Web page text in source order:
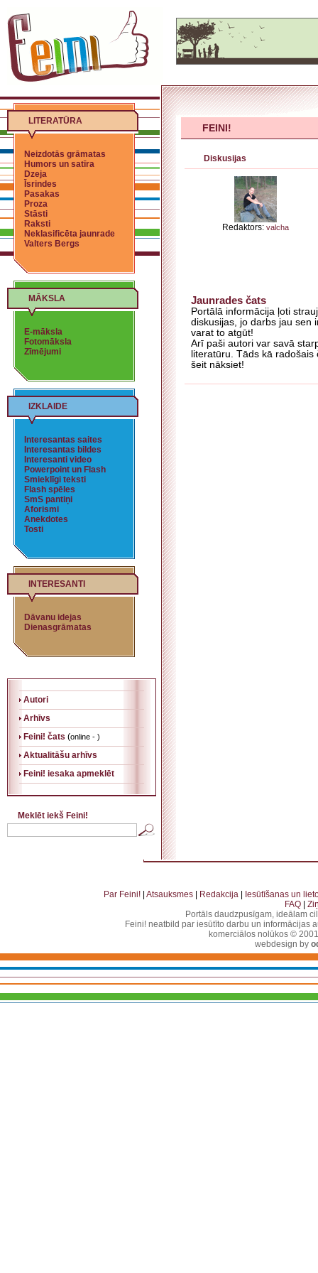
LITERATŪRA
Neizdotās grāmatas
Humors un satīra
Dzeja
Īsrindes
Pasakas
Proza
Stāsti
Raksti
Neklasificēta jaunrade
Valters Bergs
MĀKSLA
E-māksla
Fotomāksla
Zīmējumi
IZKLAIDE
Interesantas saites
Interesantas bildes
Interesanti video
Powerpoint un Flash
Smieklīgi teksti
Flash spēles
SmS pantiņi
Aforismi
Anekdotes
Tosti
INTERESANTI
Dāvanu idejas
Dienasgrāmatas
Autori
Arhīvs
Feini! čats (online - )
Aktualitāšu arhīvs
Feini! iesaka apmeklēt
Meklēt iekš Feini!
FEINI!
Diskusijas
Redaktors: valcha
Jaunrades čats
Portālā informācija ļoti
diskusijas, jo darbs jau sen
varat to atgūt!
Arī paši autori var savā
literatūru. Tāds kā
šeit nāksiet!
Par Feini! Atsauksmes Redakcija
Iesūtīšanas un
FAQ
Portāls daudzpusīgam, ideālam
Feini! neatbild par iesūtīto darbu un informācijas
komerciālos nolūkos ©
webdesign by